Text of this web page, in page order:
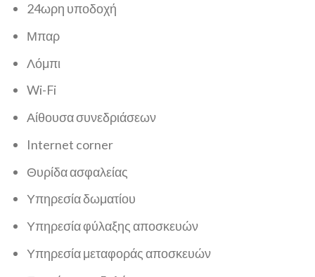
24ωρη υποδοχή
Μπαρ
Λόμπι
Wi-Fi
Αίθουσα συνεδριάσεων
Internet corner
Θυρίδα ασφαλείας
Υπηρεσία δωματίου
Υπηρεσία φύλαξης αποσκευών
Υπηρεσία μεταφοράς αποσκευών